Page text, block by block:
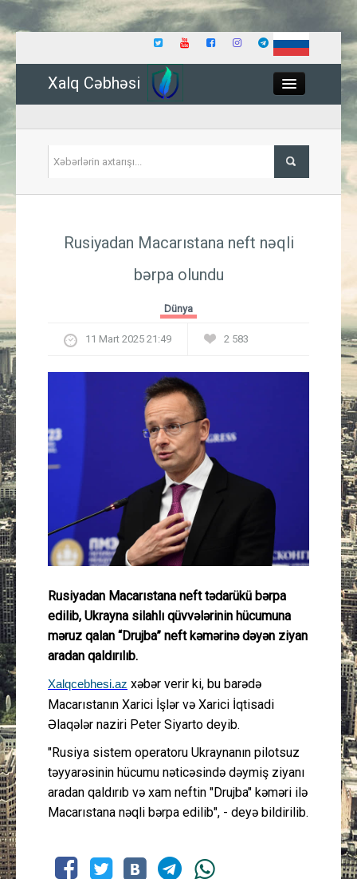
Xalq Cəbhəsi
İqtisadiyyat
Güney Azərbaycan
Cəmiyyət
Əlaqə
Rusiyadan Macarıstana neft nəqli
bərpa olundu
Dünya
11 Mart 2025 21:49 2 583
Rusiyadan Macarıstana neft tədarükü bərpa
edilib, Ukrayna silahlı qüvvələrinin hücumuna
məruz qalan “Drujba” neft kəmərinə dəyən ziyan
aradan qaldırılıb.
Xalqcebhesi.az xəbər verir ki, bu barədə
Macarıstanın Xarici İşlər və Xarici İqtisadi
Əlaqələr naziri Peter Siyarto deyib.
"Rusiya sistem operatoru Ukraynanın pilotsuz
təyyarəsinin hücumu nəticəsində dəymiş ziyanı
aradan qaldırıb və xam neftin "Drujba" kəməri ilə
Macarıstana nəqli bərpa edilib", - deyə bildirilib.